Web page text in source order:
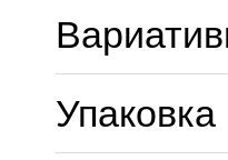
Упаковка